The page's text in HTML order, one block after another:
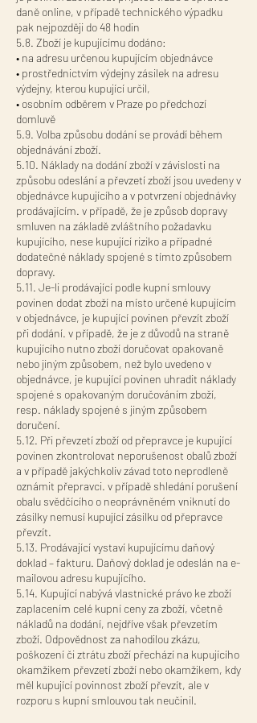
daně online, v případě technického výpadku
pak nejpozději do 48 hodin
5.8. Zboží je kupujícímu dodáno:
• na adresu určenou kupujícím objednávce
• prostřednictvím výdejny zásilek na adresu
výdejny, kterou kupující určil,
• osobním odběrem v Praze po předchozí
domluvě
5.9. Volba způsobu dodání se provádí během
objednávání zboží.
5.10. Náklady na dodání zboží v závislosti na
způsobu odeslání a převzetí zboží jsou uvedeny v
objednávce kupujícího a v potvrzení objednávky
prodávajícím. v případě, že je způsob dopravy
smluven na základě zvláštního požadavku
kupujícího, nese kupující riziko a případné
dodatečné náklady spojené s tímto způsobem
dopravy.
5.11. Je-li prodávající podle kupní smlouvy
povinen dodat zboží na místo určené kupujícím
v objednávce, je kupující povinen převzít zboží
při dodání. v případě, že je z důvodů na straně
kupujícího nutno zboží doručovat opakovaně
nebo jiným způsobem, než bylo uvedeno v
objednávce, je kupující povinen uhradit náklady
spojené s opakovaným doručováním zboží,
resp. náklady spojené s jiným způsobem
doručení.
5.12. Při převzetí zboží od přepravce je kupující
povinen zkontrolovat neporušenost obalů zboží
a v případě jakýchkoliv závad toto neprodleně
oznámit přepravci. v případě shledání porušení
obalu svědčícího o neoprávněném vniknutí do
zásilky nemusí kupující zásilku od přepravce
převzít.
5.13. Prodávající vystaví kupujícímu daňový
doklad – fakturu. Daňový doklad je odeslán na e-
mailovou adresu kupujícího.
5.14. Kupující nabývá vlastnické právo ke zboží
zaplacením celé kupní ceny za zboží, včetně
nákladů na dodání, nejdříve však převzetím
zboží. Odpovědnost za nahodilou zkázu,
poškození či ztrátu zboží přechází na kupujícího
okamžikem převzetí zboží nebo okamžikem, kdy
měl kupující povinnost zboží převzít, ale v
rozporu s kupní smlouvou tak neučinil.